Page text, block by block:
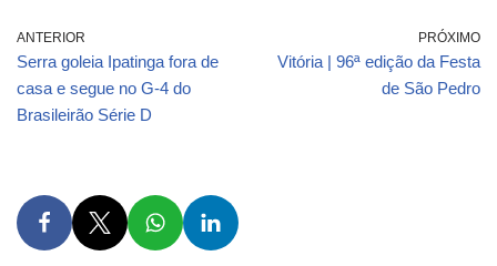
ANTERIOR
Serra goleia Ipatinga fora de
casa e segue no G-4 do
Brasileirão Série D
PRÓXIMO
Vitória | 96ª edição da Festa
de São Pedro